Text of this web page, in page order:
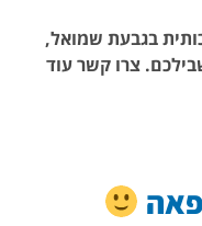
בגבעת שמואל,
צרו קשר עוד